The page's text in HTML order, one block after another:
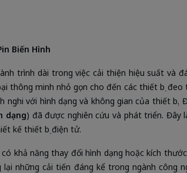
Biến Hình
trình dài trong việc cải thiện hiệu suất và
thông minh nhỏ gọn cho đến các thiết bị
nghi với hình dạng và không gian của thiết bị.
dạng) đã được nghiên cứu và phát triển. Đây
kế thiết bị điện tử.
khả năng thay đổi hình dạng hoặc kích
lại những cải tiến đáng kể trong ngành công